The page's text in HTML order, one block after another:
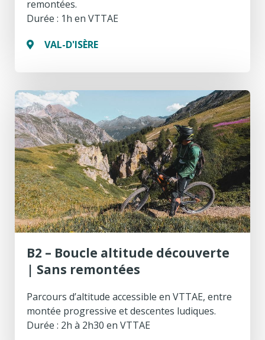
remontées.
Durée : 1h en VTTAE
VAL-D'ISÈRE
B2 – Boucle altitude découverte
| Sans remontées
Parcours d’altitude accessible en VTTAE, entre
montée progressive et descentes ludiques.
Durée : 2h à 2h30 en VTTAE